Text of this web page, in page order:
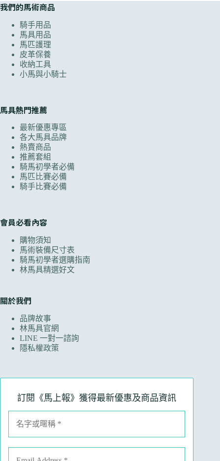
我們的馬術商品
騎手用品
馬具用品
馬匹護理
皮革保養
收納工具
小馬與小騎士
馬具熱門推薦
最新優惠專區
各大馬具品牌
熱賣商品
推薦套組
騎馬初學者必備
馬匹比賽必備
騎手比賽必備
會員必看內容
購物須知
馬術裝備尺寸表
騎馬初學者選購指南
林馬具精選好文
關於我們
品牌故事
林馬具官網
LINE 一對一諮詢
隱私權政策
訂閱《馬上報》獲得最新優惠及商品資訊